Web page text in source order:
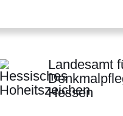
Landesamt
Hessen